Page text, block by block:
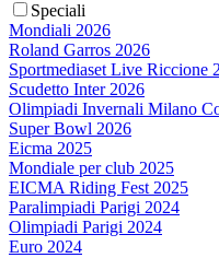
Speciali
Mondiali 2026
Roland Garros 2026
Sportmediaset Live Riccione
Scudetto Inter 2026
Olimpiadi Invernali Milano
Super Bowl 2026
Eicma 2025
Mondiale per club 2025
EICMA Riding Fest 2025
Paralimpiadi Parigi 2024
Olimpiadi Parigi 2024
Euro 2024